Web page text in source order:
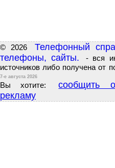
© 2026
Телефонный
телефоны, сайты.
- вся
источников либо получена от
7-е августа 2026
Вы хотите: сообщить
рекламу